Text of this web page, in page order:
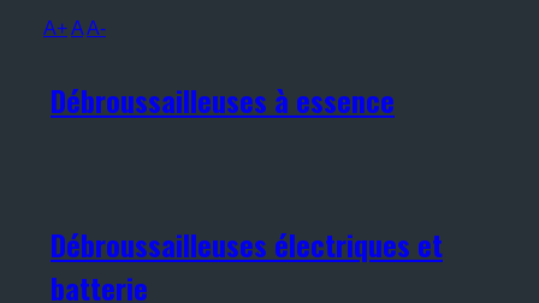
A+AA-
Débroussailleuses à essence
Débroussailleuses électriques et
batterie